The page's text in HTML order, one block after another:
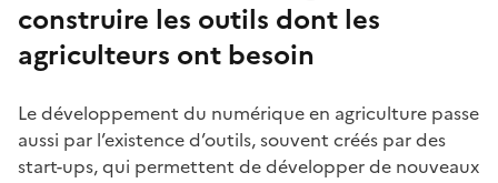
construire les outils dont les
agriculteurs ont besoin
Le développement du numérique en agriculture passe
aussi par l’existence d’outils, souvent créés par des
start-ups, qui permettent de développer de nouveaux